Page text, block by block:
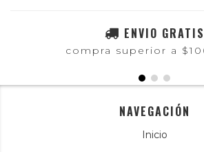
ENVIO GRATIS
compra superior a
NAVEGACIÓN
Inicio